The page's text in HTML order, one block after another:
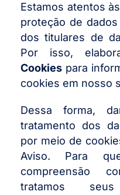
Estamos atentos
proteção de
dos titulares de
Por isso,
Cookies para
cookies em nosso
Dessa forma,
tratamento dos
por meio de
Aviso. Para
compreensão
tratamos